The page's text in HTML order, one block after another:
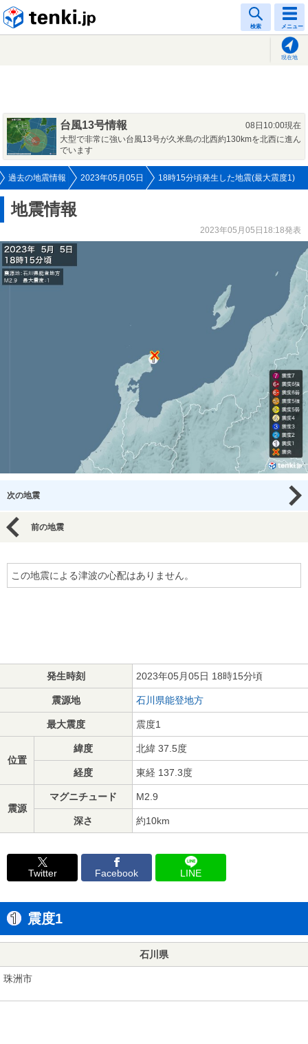
検索 メニュー
現在地
台風13号情報
08日10:00現在
大型で非常に強い台風13号が久米島の北西約130kmを北西に進ん
でいます
過去の地震情報 2023年05月05日 18時15分頃発生した地震(最大震度1)
地震情報
2023年05月05日18:18発表
次の地震
前の地震
この地震による津波の心配はありません。
発生時刻 2023年05月05日 18時15分頃
震源地 石川県能登地方
最大震度 震度1
位置
緯度 北緯 37.5度
経度 東経 137.3度
震源
マグニチュード M2.9
深さ 約10km
Twitter Facebook LINE
震度1
石川県
珠洲市